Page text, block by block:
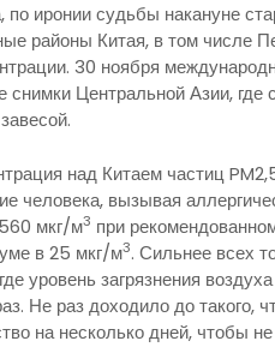
по иронии судьбы накануне
районы Китая, в том числе
30 ноября
Центральной Азии, где
над Китаем частиц
человека, вызывая
мкг/м3 при
в 25 мкг/м3. Сильнее всех
уровень загрязнения
Не раз доходило до такого,
на несколько дней, чтобы